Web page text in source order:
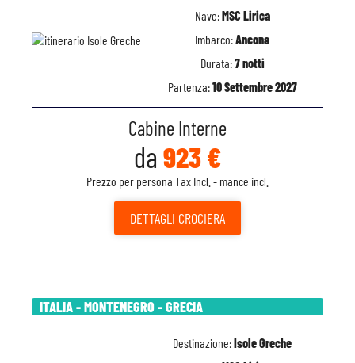
Nave:MSC Lirica
Imbarco:Ancona
Durata:7 notti
Partenza:10 Settembre 2027
Cabine Interne
da 923 €
Prezzo per persona Tax Incl. - mance incl.
DETTAGLI CROCIERA
ITALIA - MONTENEGRO - GRECIA
Destinazione:Isole Greche